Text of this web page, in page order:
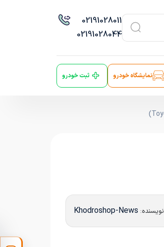
02191028011
02191028044
نمایشگاه خودرو ثبت خودرو
نویسنده: Khodroshop-News